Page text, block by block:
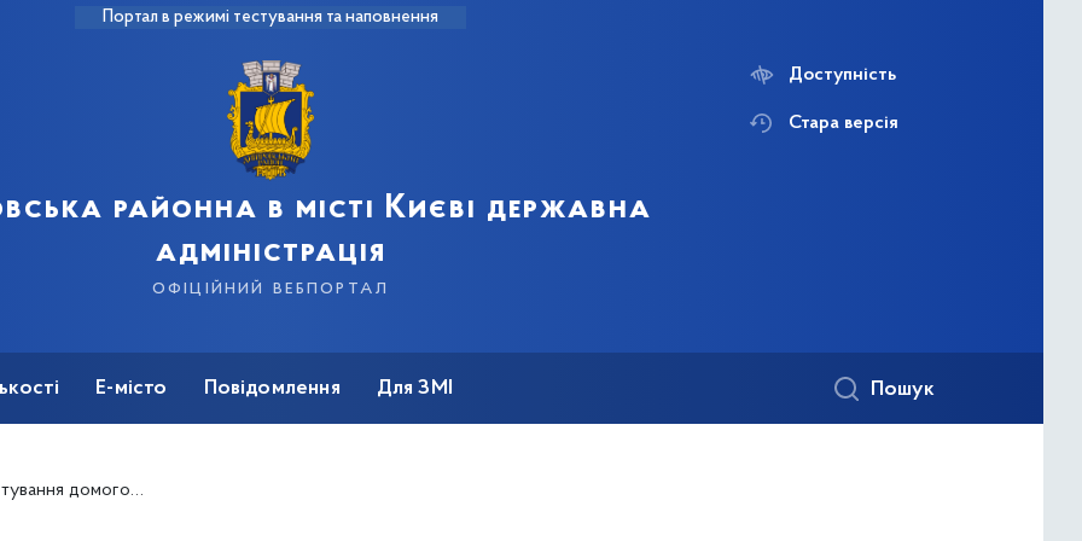
Портал в режимі тестування та наповнення
районна в місті Києві державна
адміністрація
офіційний вебпортал
Доступність
Стара версія
Е-місто Повідомлення Для ЗМІ Пошук
домогосподарств